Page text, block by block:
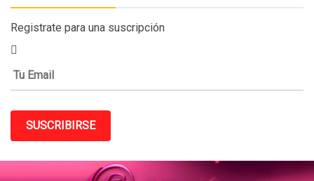
Registrate para una suscripción
SUSCRIBIRSE